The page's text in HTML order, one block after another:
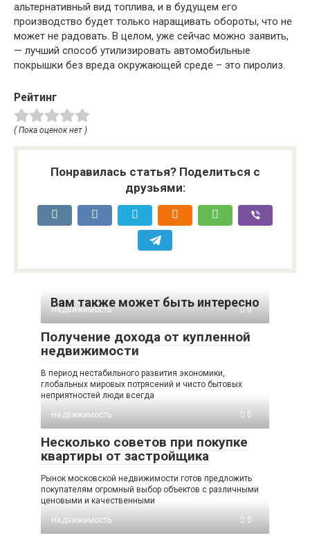
альтернативный вид топлива, и в будущем его
производство будет только наращивать обороты, что не
может не радовать. В целом, уже сейчас можно заявить,
— лучший способ утилизировать автомобильные
покрышки без вреда окружающей среде – это пиролиз.
Рейтинг
( Пока оценок нет )
Понравилась статья? Поделиться с
друзьями:
Вам также может быть интересно
Недвижимость 0
Получение дохода от купленной
недвижимости
В период нестабильного развития экономики,
глобальных мировых потрясений и чисто бытовых
неприятностей люди всегда
Недвижимость
0
Несколько советов при покупке
квартиры от застройщика
Рынок московской недвижимости готов предложить
покупателям огромный выбор объектов с различными
ценовыми и качественными
Недвижимость
0